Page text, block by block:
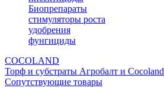
Биопрепараты
стимуляторы роста
удобрения
фунгициды
COCOLAND
Торф и субстраты Агробалт и Cocoland
Сопутствующие товары